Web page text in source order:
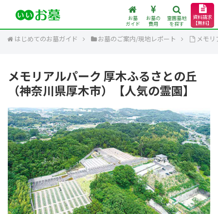
お墓
ガイド
お墓の
費用
霊園墓地
を探す
資料請求
【無料】
はじめてのお墓ガイド お墓のご案内/現地レポート メモ
メモリアルパーク 厚木ふるさとの丘
（神奈川県厚木市）【人気の霊園】